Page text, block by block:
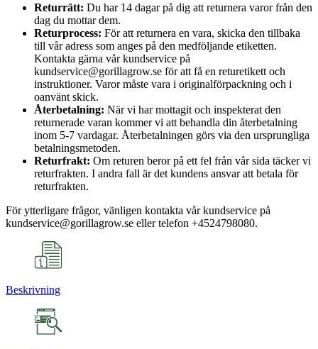
Returrätt: Du har 14 dagar på dig att returnera varor från den
dag du mottar dem.
Returprocess: För att returnera en vara, skicka den tillbaka
till vår adress som anges på den medföljande etiketten.
Kontakta gärna vår kundservice på
kundservice@gorillagrow.se för att få en returetikett och
instruktioner. Varor måste vara i originalförpackning och i
oanvänt skick.
Återbetalning: När vi har mottagit och inspekterat den
returnerade varan kommer vi att behandla din återbetalning
inom 5-7 vardagar. Återbetalningen görs via den ursprungliga
betalningsmetoden.
Returfrakt: Om returen beror på ett fel från vår sida täcker vi
returfrakten. I andra fall är det kundens ansvar att betala för
returfrakten.
För ytterligare frågor, vänligen kontakta vår kundservice på
kundservice@gorillagrow.se eller telefon +4524798080.
Beskrivning